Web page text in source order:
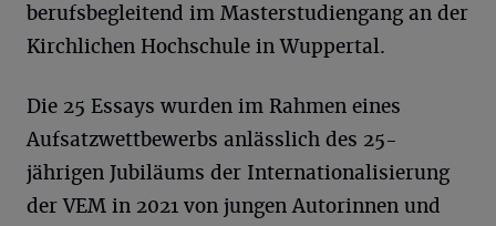
berufsbegleitend im Masterstudiengang an der
Kirchlichen Hochschule in Wuppertal.
Die 25 Essays wurden im Rahmen eines
Aufsatzwettbewerbs anlässlich des 25-
jährigen Jubiläums der Internationalisierung
der VEM in 2021 von jungen Autorinnen und